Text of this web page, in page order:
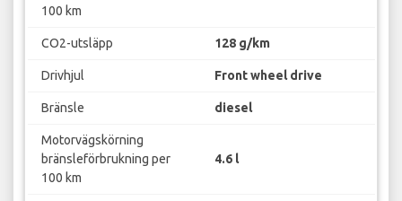
100 km
CO2-utsläpp 128 g/km
Drivhjul Front wheel drive
Bränsle diesel
Motorvägskörning
bränsleförbrukning per
100 km
4.6 l